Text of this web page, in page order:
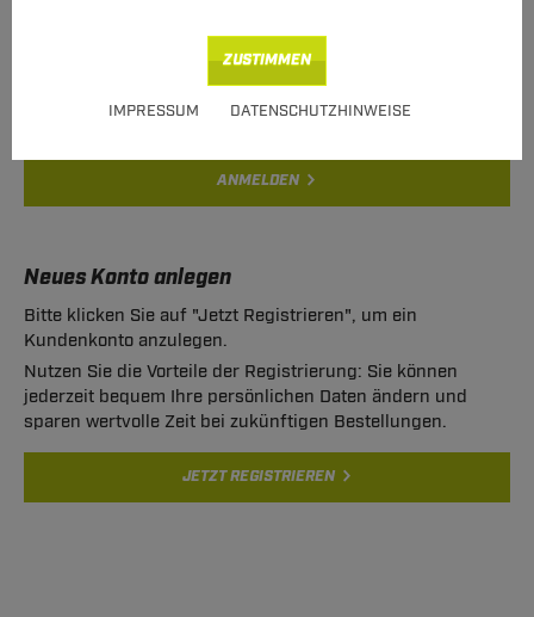
IMPRESSUM DATENSCHUTZHINWEISE
ZUSTIMMEN
angemeldet bleiben
ANMELDEN
Neues Konto anlegen
Bitte klicken Sie auf "Jetzt Registrieren", um ein
Kundenkonto anzulegen.
Nutzen Sie die Vorteile der Registrierung: Sie können
jederzeit bequem Ihre persönlichen Daten ändern und
sparen wertvolle Zeit bei zukünftigen Bestellungen.
JETZT REGISTRIEREN